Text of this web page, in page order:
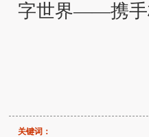
字世界——携手
关键词：